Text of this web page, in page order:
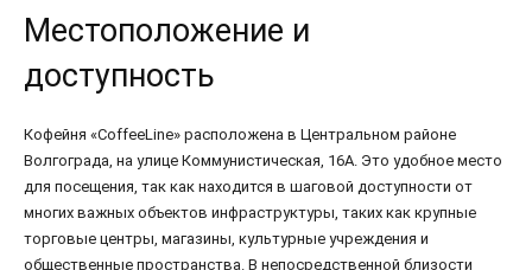
Местоположение и
доступность
Кофейня «CoffeeLine» расположена в Центральном районе
Волгограда, на улице Коммунистическая, 16А. Это удобное место
для посещения, так как находится в шаговой доступности от
многих важных объектов инфраструктуры, таких как крупные
торговые центры, магазины, культурные учреждения и
общественные пространства. В непосредственной близости